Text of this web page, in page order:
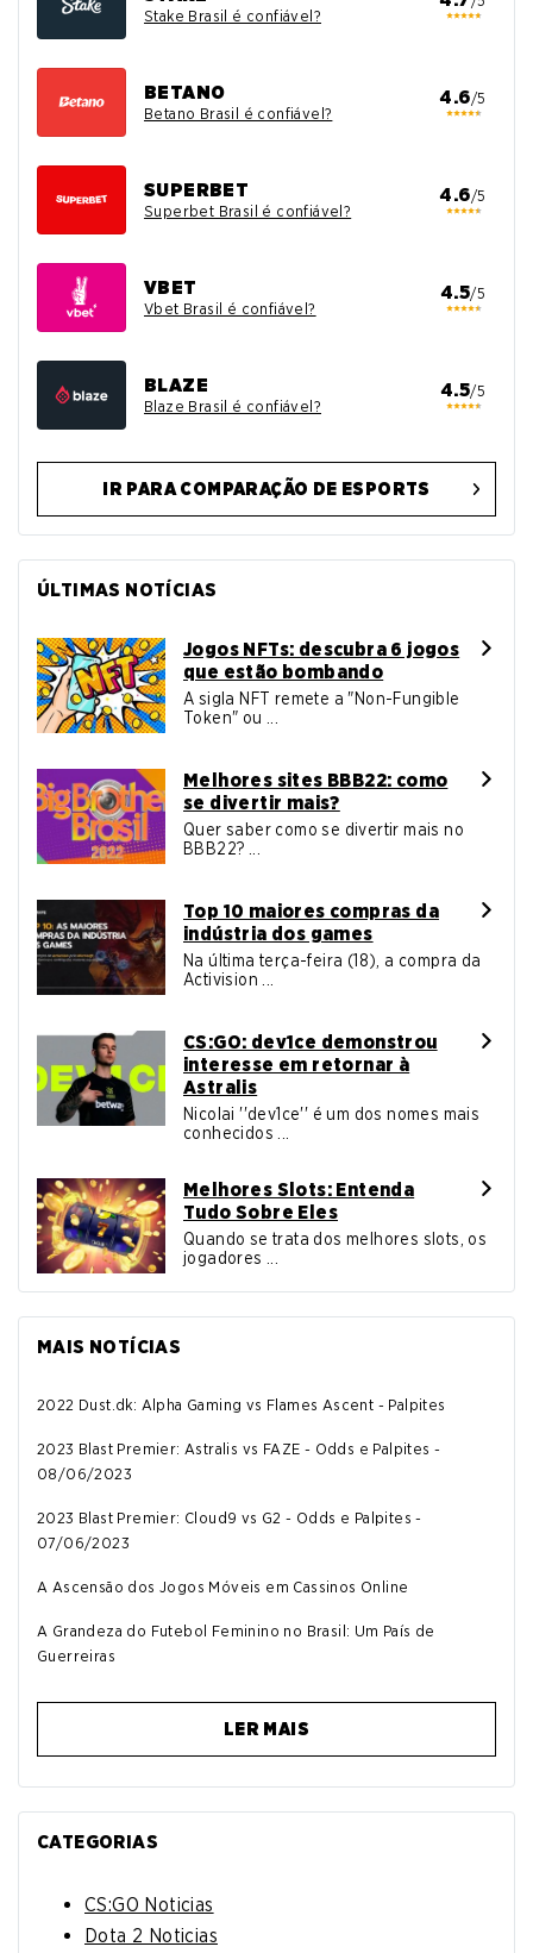
Stake Brasil é confiável?
BETANO
Betano Brasil é confiável?
4.6/5
SUPERBET
Superbet Brasil é confiável?
4.6/5
VBET
Vbet Brasil é confiável?
4.5/5
BLAZE
Blaze Brasil é confiável?
4.5/5
IR PARA COMPARAÇÃO DE ESPORTS
ÚLTIMAS NOTÍCIAS
Jogos NFTs: descubra 6 jogos
que estão bombando
A sigla NFT remete a "Non-Fungible
Token" ou ...
Melhores sites BBB22: como
se divertir mais?
Quer saber como se divertir mais no
BBB22? ...
Top 10 maiores compras da
indústria dos games
Na última terça-feira (18), a compra da
Activision ...
CS:GO: dev1ce demonstrou
interesse em retornar à
Astralis
Nicolai ''dev1ce'' é um dos nomes mais
conhecidos ...
Melhores Slots: Entenda
Tudo Sobre Eles
Quando se trata dos melhores slots, os
jogadores ...
MAIS NOTÍCIAS
2022 Dust.dk: Alpha Gaming vs Flames Ascent - Palpites
2023 Blast Premier: Astralis vs FAZE - Odds e Palpites -
08/06/2023
2023 Blast Premier: Cloud9 vs G2 - Odds e Palpites -
07/06/2023
A Ascensão dos Jogos Móveis em Cassinos Online
A Grandeza do Futebol Feminino no Brasil: Um País de
Guerreiras
LER MAIS
CATEGORIAS
CS:GO Noticias
Dota 2 Noticias